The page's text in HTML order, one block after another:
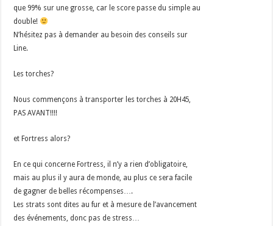
que 99% sur une grosse, car le score passe du simple au
double!
N’hésitez pas à demander au besoin des conseils sur
Line.
Les torches?
Nous commençons à transporter les torches à 20H45,
PAS AVANT!!!!
et Fortress alors?
En ce qui concerne Fortress, il n’y a rien d’obligatoire,
mais au plus il y aura de monde, au plus ce sera facile
de gagner de belles récompenses….
Les strats sont dites au fur et à mesure de l’avancement
des événements, donc pas de stress…